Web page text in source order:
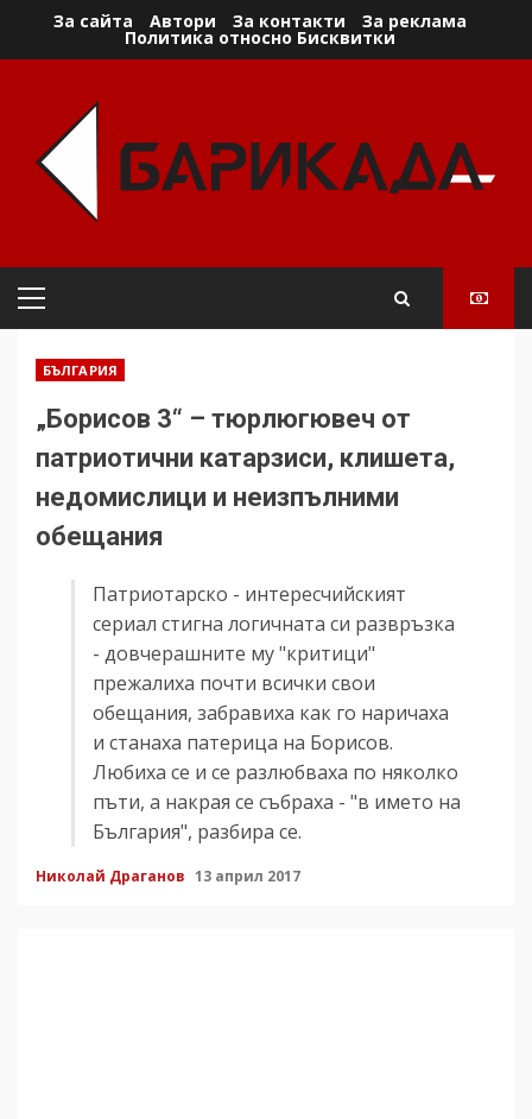
За сайта Автори За контакти За реклама
Политика относно Бисквитки
Primary
БЪЛГАРИЯ
„Борисов 3“ – тюрлюгювеч от
патриотични катарзиси, клишета,
недомислици и неизпълними
обещания
Патриотарско - интересчийският
сериал стигна логичната си развръзка
- довчерашните му "критици"
прежалиха почти всички свои
обещания, забравиха как го наричаха
и станаха патерица на Борисов.
Любиха се и се разлюбваха по няколко
пъти, а накрая се събраха - "в името на
България", разбира се.
Николай Драганов 13 април 2017